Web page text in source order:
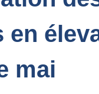
en
mai